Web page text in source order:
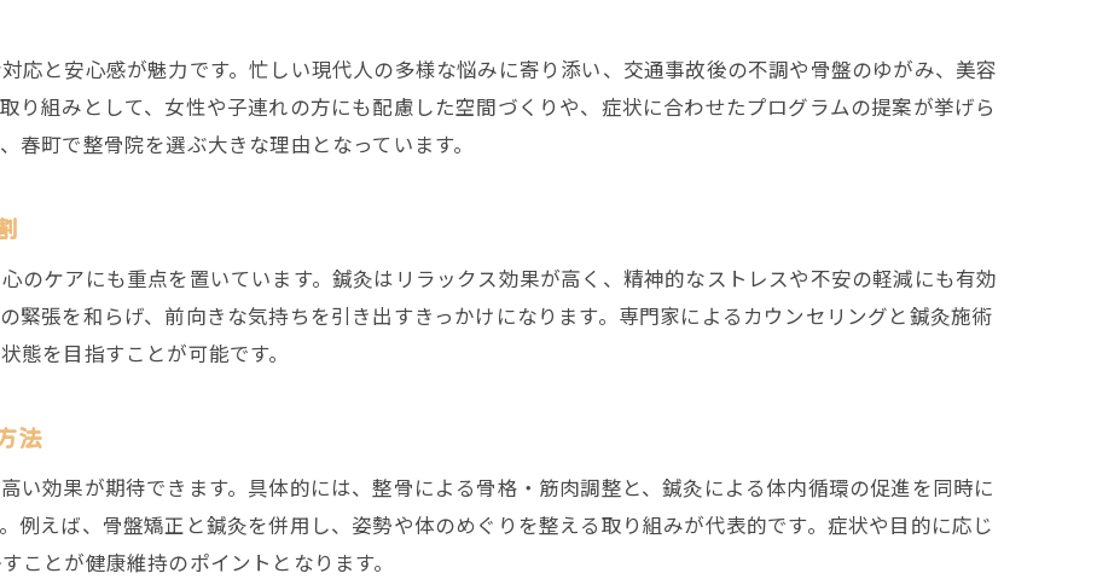
整骨院の鍼灸施術で美容と健康をサポート
鍼灸による美肌効果を整骨院で体験する方法
整骨院の鍼灸で内面から輝く美しさを実現
交通事故後のリハビリも整骨院が安心
整骨院でのリハビリ事例と回復までの流れ
交通事故後も頼れる整骨院のポイント
応と安心感が魅力です。忙しい現代人の多様な悩みに寄り添い、交通事故後の不調や骨盤のゆがみ、美容
り組みとして、女性や子連れの方にも配慮した空間づくりや、症状に合わせたプログラムの提案が挙げら
町で整骨院を選ぶ大きな理由となっています。
のケアにも重点を置いています。鍼灸はリラックス効果が高く、精神的なストレスや不安の軽減にも有効
緊張を和らげ、前向きな気持ちを引き出すきっかけになります。専門家によるカウンセリングと鍼灸施術
態を目指すことが可能です。
法
い効果が期待できます。具体的には、整骨による骨格・筋肉調整と、鍼灸による体内循環の促進を同時に
例えば、骨盤矯正と鍼灸を併用し、姿勢や体のめぐりを整える取り組みが代表的です。症状や目的に応じ
ことが健康維持のポイントとなります。